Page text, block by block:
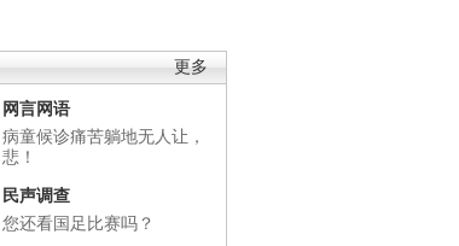
更多
网言网语
病童候诊痛苦躺地无人让，
悲！
民声调查
您还看国足比赛吗？